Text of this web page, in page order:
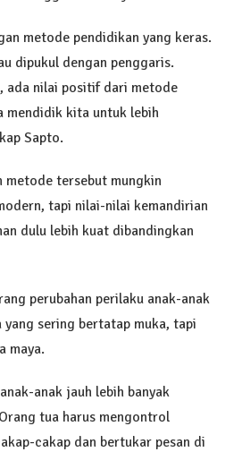
metode pendidikan yang keras.
dipukul dengan penggaris.
ada nilai positif dari metode
mendidik kita untuk lebih
Sapto.
metode tersebut mungkin
tapi nilai-nilai kemandirian
dulu lebih kuat dibandingkan
perubahan perilaku anak-anak
yang sering bertatap muka, tapi
maya.
anak jauh lebih banyak
tua harus mengontrol
cakap dan bertukar pesan di